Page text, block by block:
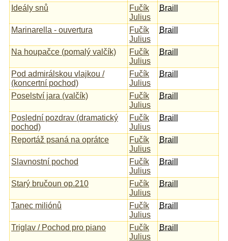
Ideály snů
Fučík
Julius
Braill
Marinarella - ouvertura
Fučík
Julius
Braill
Na houpačce (pomalý valčík)
Fučík
Julius
Braill
Pod admirálskou vlajkou /
(koncertní pochod)
Fučík
Julius
Braill
Poselství jara (valčík)
Fučík
Julius
Braill
Poslední pozdrav (dramatický
pochod)
Fučík
Julius
Braill
Reportáž psaná na oprátce
Fučík
Julius
Braill
Slavnostní pochod
Fučík
Julius
Braill
Starý bručoun op.210
Fučík
Julius
Braill
Tanec miliónů
Fučík
Julius
Braill
Triglav / Pochod pro piano
Fučík
Julius
Braill